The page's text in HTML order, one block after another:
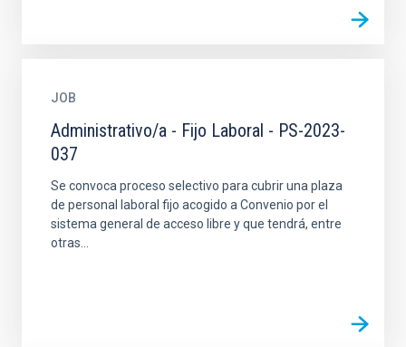
JOB
Administrativo/a - Fijo Laboral - PS-2023-
037
Se convoca proceso selectivo para cubrir una plaza
de personal laboral fijo acogido a Convenio por el
sistema general de acceso libre y que tendrá, entre
otras...